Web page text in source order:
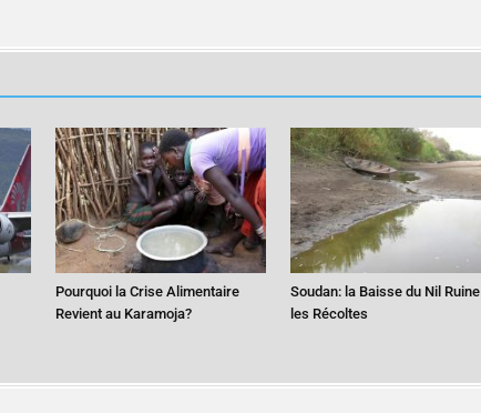
Pourquoi la Crise Alimentaire
Revient au Karamoja?
Soudan: la Baisse du Nil Ruine
les Récoltes